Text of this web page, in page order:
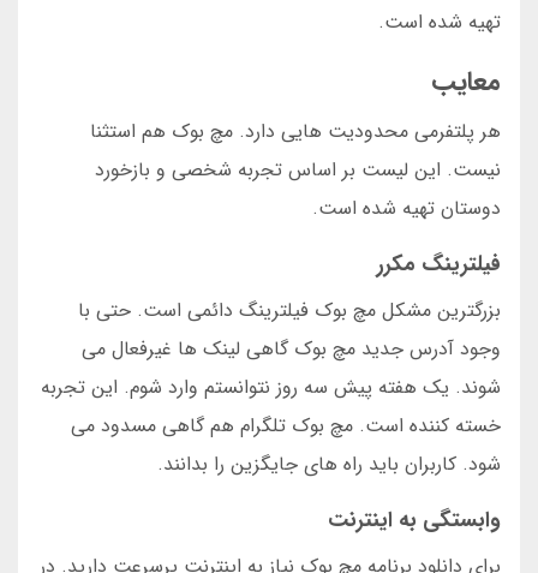
تهیه شده است.
معایب
هر پلتفرمی محدودیت هایی دارد. مچ بوک هم استثنا
نیست. این لیست بر اساس تجربه شخصی و بازخورد
دوستان تهیه شده است.
فیلترینگ مکرر
بزرگترین مشکل مچ بوک فیلترینگ دائمی است. حتی با
وجود آدرس جدید مچ بوک گاهی لینک ها غیرفعال می
شوند. یک هفته پیش سه روز نتوانستم وارد شوم. این تجربه
خسته کننده است. مچ بوک تلگرام هم گاهی مسدود می
شود. کاربران باید راه های جایگزین را بدانند.
وابستگی به اینترنت
برای دانلود برنامه مچ بوک نیاز به اینترنت پرسرعت دارید. در